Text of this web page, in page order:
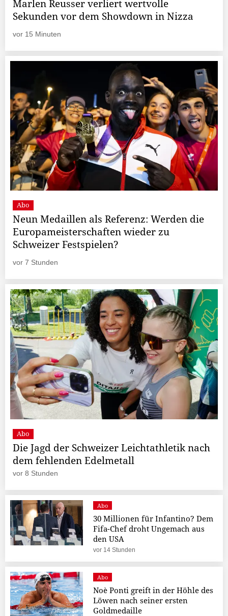
Marlen Reusser verliert wertvolle
Sekunden vor dem Showdown in Nizza
vor 15 Minuten
Abo
Neun Medaillen als Referenz: Werden die
Europameisterschaften wieder zu
Schweizer Festspielen?
vor 7 Stunden
Abo
Die Jagd der Schweizer Leichtathletik nach
dem fehlenden Edelmetall
vor 8 Stunden
Abo
30 Millionen für Infantino? Dem
Fifa-Chef droht Ungemach aus
den USA
vor 14 Stunden
Abo
Noè Ponti greift in der Höhle des
Löwen nach seiner ersten
Goldmedaille